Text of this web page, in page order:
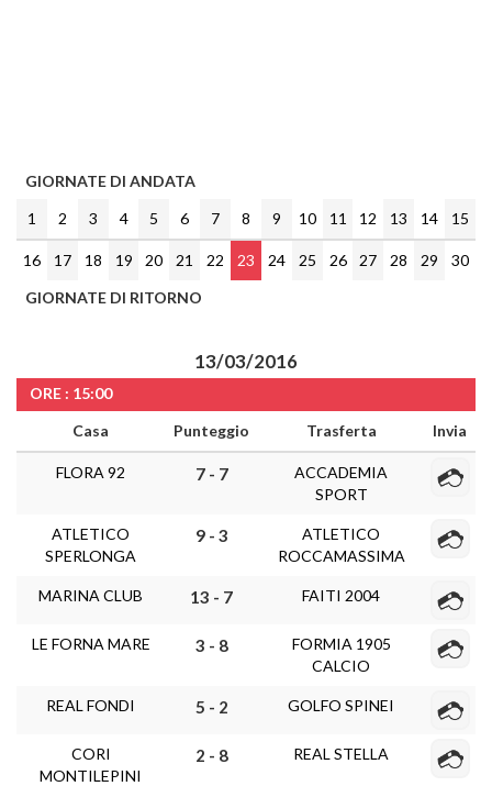
GIORNATE DI ANDATA
1
2 3 4 5 6 7 8 9 10 11 12 13 14 15
16 17 18 19 20 21 22 23 24 25 26 27 28 29
30
GIORNATE DI RITORNO
13/03/2016
ORE : 15:00
Casa
Punteggio Trasferta Invia
FLORA 92 7 - 7
ACCADEMIA
SPORT
ATLETICO
SPERLONGA
9 - 3
ATLETICO
ROCCAMASSIMA
MARINA CLUB 13 - 7 FAITI 2004
LE FORNA MARE 3 - 8
FORMIA 1905
CALCIO
REAL FONDI 5 - 2 GOLFO SPINEI
CORI
MONTILEPINI
2 - 8 REAL STELLA